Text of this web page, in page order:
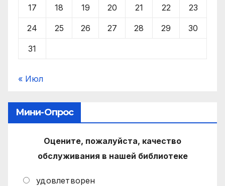
17 18 19 20 21 22 23
24 25 26 27 28 29 30
31
« Июл
Мини-Опрос
Оцените, пожалуйста, качество
обслуживания в нашей библиотеке
удовлетворен